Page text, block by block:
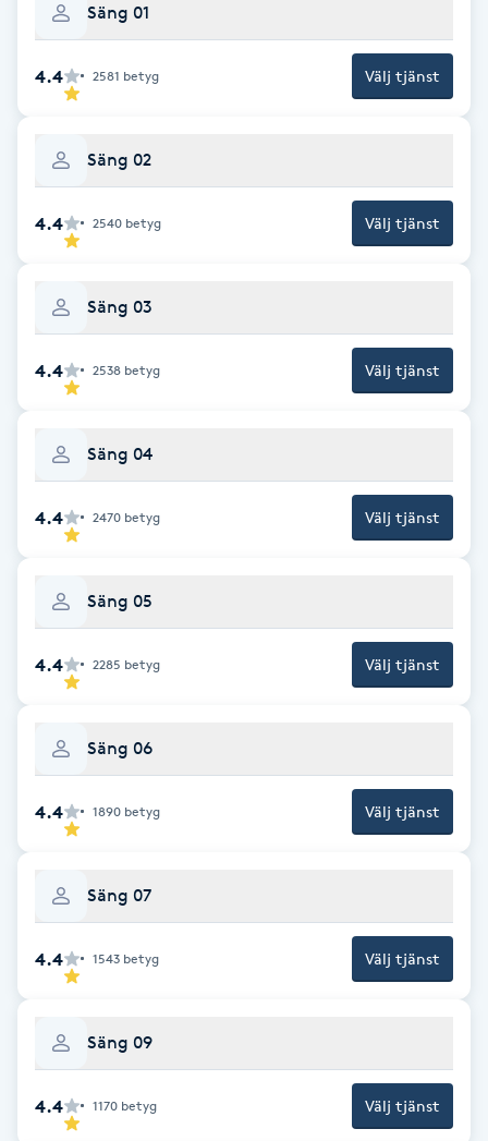
Idrottsmassage
IR-massage
Kemisk peeling
Kinesiologi
Kinesisk medicin
Kiropraktik
Klippning
Klippning & Slingor
Klippning ungdom
Koppningsmassage
Säng 01
4.4 2581 betyg Välj tjänst
Säng 02
4.4 2540 betyg Välj tjänst
Säng 03
4.4 2538 betyg Välj tjänst
Säng 04
4.4 2470 betyg Välj tjänst
Säng 05
4.4 2285 betyg Välj tjänst
Säng 06
4.4 1890 betyg Välj tjänst
Säng 07
4.4 1543 betyg Välj tjänst
Säng 09
4.4 1170 betyg Välj tjänst